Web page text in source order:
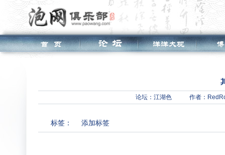
论坛： 江湖色 作者：
标签： 添加标签